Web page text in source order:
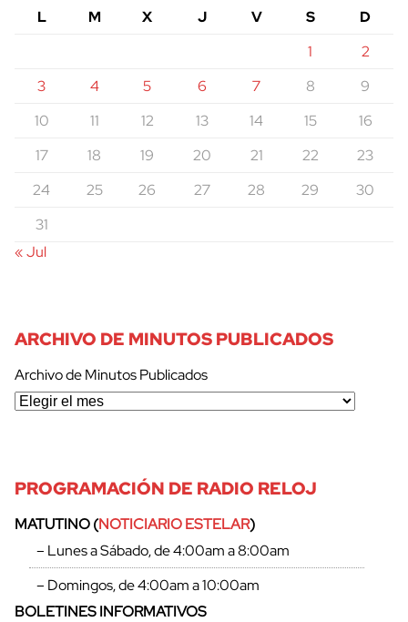
L
M X J V S
D
1
2
3
4 5 6 7 8
9
10
11 12 13 14 15
16
17
18 19 20 21 22
23
24
25 26 27 28 29
30
31
« Jul
ARCHIVO DE MINUTOS PUBLICADOS
Archivo de Minutos Publicados
PROGRAMACIÓN DE RADIO RELOJ
MATUTINO (NOTICIARIO ESTELAR)
– Lunes a Sábado, de 4:00am a 8:00am
– Domingos, de 4:00am a 10:00am
BOLETINES INFORMATIVOS